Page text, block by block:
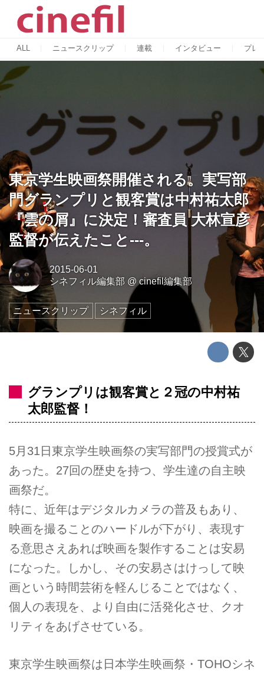
ALL ニュースクリップ 連載 インタビュー プレ
東京学生映画祭開催される。実写部
門グランプリと観客賞は中村祐太郎
『雲の屑』に決定！審査員 大林宣彦
監督が伝えたこと---。
2015-06-01
シネフィル編集部 @ cinefil編集部
ニュースクリップ シネフィル
グランプリは観客賞と２冠の中村祐
太郎監督！
5月31日東京学生映画祭の実写部門の授賞式が
あった。27回の歴史を持つ、学生達の自主映
画祭だ。
特に、近年はデジタルカメラの普及もあり、
映画を撮ることのハードルが下がり、表現す
る意思さえあれば映画を製作することは安易
になった。しかし、その安易さはけっして映
画という時間芸術を軽んじることではなく、
個人の表現を、より自由に活発化させ、クオ
リティをあげさせている。
東京学生映画祭は日本学生映画祭・TOHOシネ